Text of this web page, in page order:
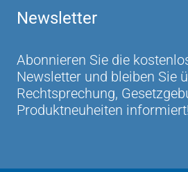
Newsletter
Abonnieren Sie die
Newsletter und bleiben Sie
Rechtsprechung,
Produktneuheiten informiert!